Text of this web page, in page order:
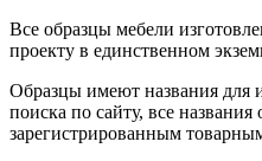
Все образцы мебели
проекту в единственном
Образцы имеют названия для
поиска по сайту, все названия
зарегистрированным